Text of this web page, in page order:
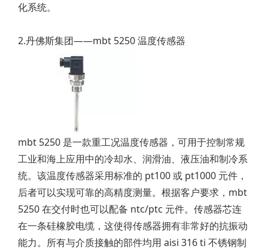
化系统。
2.丹佛斯集团——mbt 5250 温度传感器
mbt 5250 是一款重工况温度传感器，可用于控制常规
工业和海上应用中的冷却水、润滑油、液压油和制冷系
统。该温度传感器采用标准的 pt100 或 pt1000 元件，
后者可以实现可靠的高精度测量。根据客户要求，mbt
5250 在交付时也可以配备 ntc/ptc 元件。传感器芯连
在一条硅橡胶电缆，这使得传感器拥有非常好的抗振动
能力。所有与介质接触的部件均用 aisi 316 ti 不锈钢制